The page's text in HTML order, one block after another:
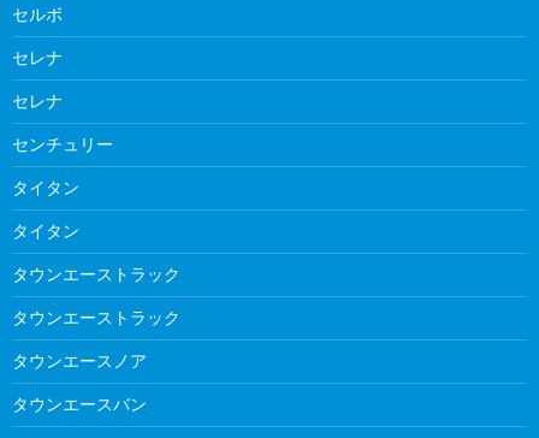
セルボ
セレナ
セレナ
センチュリー
タイタン
タイタン
タウンエーストラック
タウンエーストラック
タウンエースノア
タウンエースバン